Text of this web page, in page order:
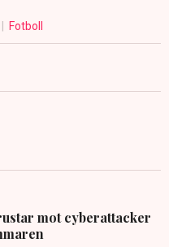
Fotboll
mot cyberattacker